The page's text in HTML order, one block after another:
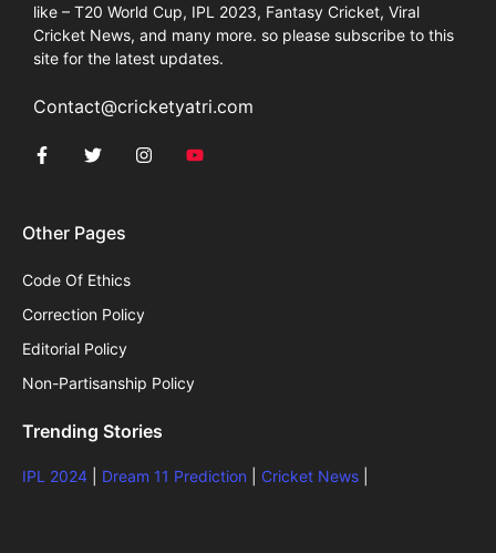
like – T20 World Cup, IPL 2023, Fantasy Cricket, Viral
Cricket News, and many more. so please subscribe to this
site for the latest updates.
Contact@cricketyatri.com
Other Pages
Code Of Ethics
Correction Policy
Editorial Policy
Non-Partisanship Policy
Trending Stories
IPL 2024 Dream 11 Prediction Cricket News